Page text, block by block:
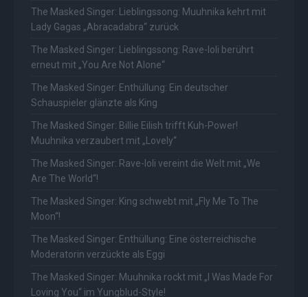
The Masked Singer: Lieblingssong: Muuhnika kehrt mit
Lady Gagas „Abracadabra“ zurück
The Masked Singer: Lieblingssong: Rave-Ioli berührt
erneut mit „You Are Not Alone“
The Masked Singer: Enthüllung: Ein deutscher
Schauspieler glänzte als King
The Masked Singer: Billie Eilish trifft Kuh-Power!
Muuhnika verzaubert mit „Lovely“
The Masked Singer: Rave-Ioli vereint die Welt mit „We
Are The World“!
The Masked Singer: King schwebt mit „Fly Me To The
Moon“!
The Masked Singer: Enthüllung: Eine österreichische
Moderatorin verzückte als Eggi
The Masked Singer: Muuhnika rockt mit „I Was Made For
Loving You“ im Yungblud-Style!